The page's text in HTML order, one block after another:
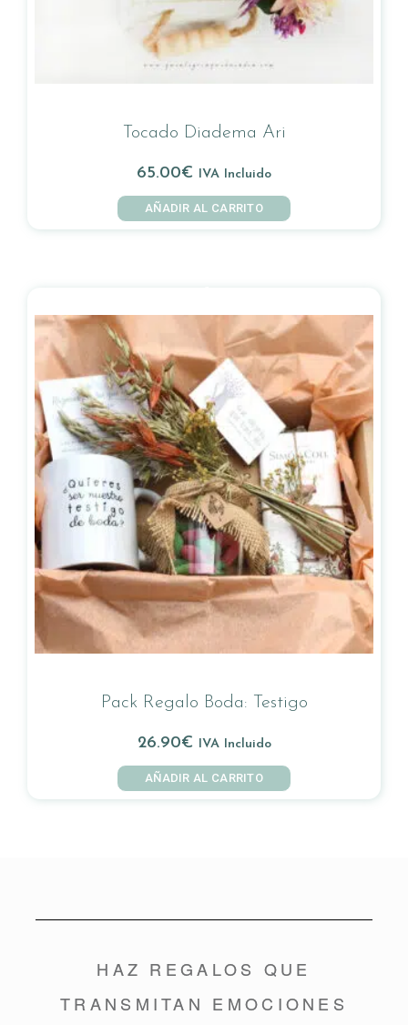
Tocado Diadema Ari
65.00€ IVA Incluido
AÑADIR AL CARRITO
Pack Regalo Boda: Testigo
26.90€ IVA Incluido
AÑADIR AL CARRITO
HAZ REGALOS QUE
TRANSMITAN EMOCIONES